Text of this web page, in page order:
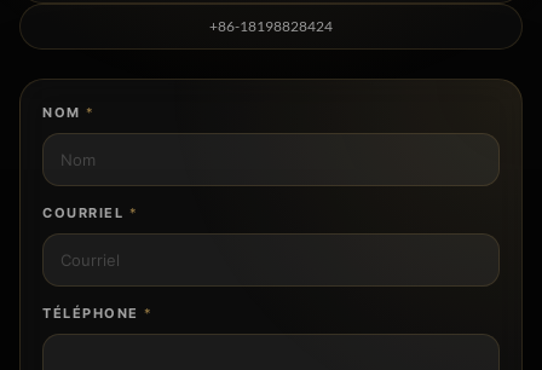
+86-18198828424
NOM *
COURRIEL *
TÉLÉPHONE *